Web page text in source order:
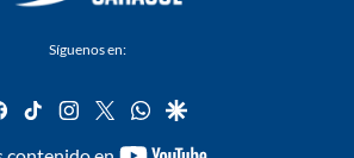
Síguenos en:
facebook
tiktok instagram
twitterwhatsapp
google
youtube-